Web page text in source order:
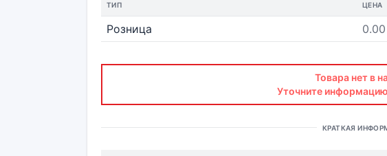
ТИП ЦЕНА
Розница
Товара нет в
Уточните
КРАТКАЯ